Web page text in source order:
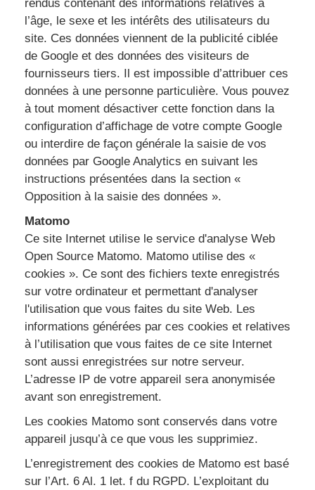
rendus contenant des informations relatives à
l’âge, le sexe et les intérêts des utilisateurs du
site. Ces données viennent de la publicité ciblée
de Google et des données des visiteurs de
fournisseurs tiers. Il est impossible d’attribuer ces
données à une personne particulière. Vous pouvez
à tout moment désactiver cette fonction dans la
configuration d’affichage de votre compte Google
ou interdire de façon générale la saisie de vos
données par Google Analytics en suivant les
instructions présentées dans la section «
Opposition à la saisie des données ».
Matomo
Ce site Internet utilise le service d'analyse Web
Open Source Matomo. Matomo utilise des «
cookies ». Ce sont des fichiers texte enregistrés
sur votre ordinateur et permettant d'analyser
l'utilisation que vous faites du site Web. Les
informations générées par ces cookies et relatives
à l’utilisation que vous faites de ce site Internet
sont aussi enregistrées sur notre serveur.
L’adresse IP de votre appareil sera anonymisée
avant son enregistrement.
Les cookies Matomo sont conservés dans votre
appareil jusqu’à ce que vous les supprimiez.
L’enregistrement des cookies de Matomo est basé
sur l’Art. 6 Al. 1 let. f du RGPD. L’exploitant du